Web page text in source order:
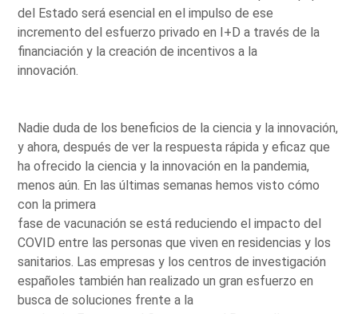
del Estado será esencial en el impulso de ese
incremento del esfuerzo privado en I+D a través de la
financiación y la creación de incentivos a la
innovación.
Nadie duda de los beneficios de la ciencia y la innovación,
y ahora, después de ver la respuesta rápida y eficaz que
ha ofrecido la ciencia y la innovación en la pandemia,
menos aún. En las últimas semanas hemos visto cómo
con la primera
fase de vacunación se está reduciendo el impacto del
COVID entre las personas que viven en residencias y los
sanitarios. Las empresas y los centros de investigación
españoles también han realizado un gran esfuerzo en
busca de soluciones frente a la